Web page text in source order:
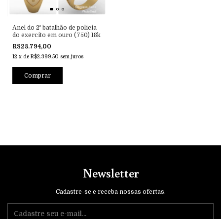
Anel do 2º batalhão de policia
do exercito em ouro (750) 18k
R$28.794,00
12 x de R$2.399,50 sem juros
Newsletter
Cadastre-se e receba nossas ofertas.